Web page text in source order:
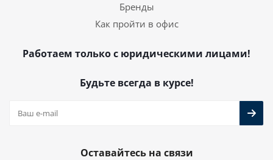
Бренды
Как пройти в офис
Работаем только с юридическими лицами!
Будьте всегда в курсе!
Оставайтесь на связи